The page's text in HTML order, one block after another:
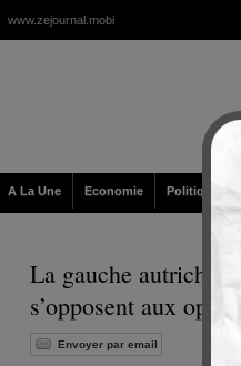
www.zejournal.mobi
A La Une Economie Politique /
La gauche
s’opposent aux
Envoyer par email